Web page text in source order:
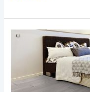
Gỗ
Trời:
Giải